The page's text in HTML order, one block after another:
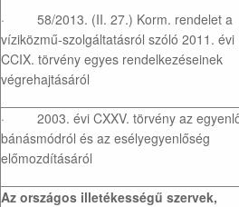
· 58/2013. (II. 27.) Korm. rendelet a
víziközmű-szolgáltatásról szóló 2011. évi
CCIX. törvény egyes rendelkezéseinek
végrehajtásáról
· 2003. évi CXXV. törvény az
bánásmódról és az esélyegyenlőség
előmozdításáról
Az országos illetékességű szervek,